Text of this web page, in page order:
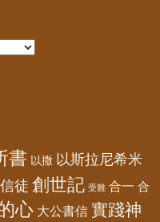
書 以撒 以斯拉尼希米
信徒 創世記 受難 合一 合
心 大公書信 實踐神